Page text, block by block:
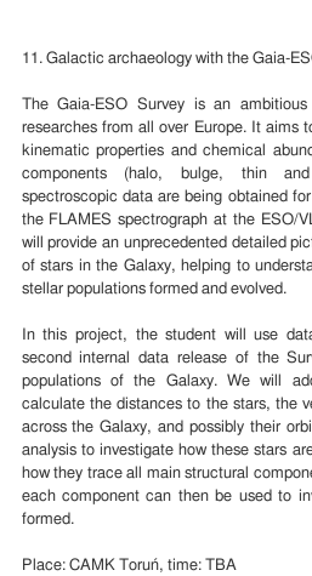
11. Galactic archaeology with the Gaia-
The Gaia-ESO Survey is an
researches from all over Europe. It aims
kinematic properties and chemical
components (halo, bulge, thin
spectroscopic data are being obtained
the FLAMES spectrograph at the ESO/
will provide an unprecedented detailed
of stars in the Galaxy, helping to
stellar populations formed and evolved.
In this project, the student will use
second internal data release of the
populations of the Galaxy. We will
calculate the distances to the stars, the
across the Galaxy, and possibly their
analysis to investigate how these stars
how they trace all main structural
each component can then be used to
formed.
Place: CAMK Toruń, time: TBA